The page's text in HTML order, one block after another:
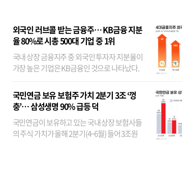
외국인 러브콜 받는 금융주… KB금융 지분
율 80%로 시총 500대 기업 중 1위
국내 상장 금융지주 중 외국인 투자자 지분율이
가장 높은 기업은 KB금융인 것으로 나타났다.
융이었다. 특히 KB금융은 지난달 말 기준 해외
기관투자자 지분율이...
국민연금 보유 보험주 가치 2분기 3조 ‘껑
충’… 삼성생명 90% 급등 덕
국민연금이 보유하고 있는 국내 상장 보험사들
의 주식 가치가 올해 2분기(4~6월) 들어 3조원